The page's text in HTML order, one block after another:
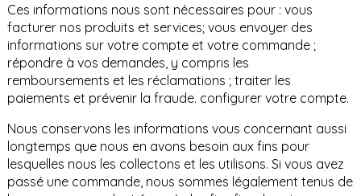
Ces informations nous sont nécessaires pour : vous
facturer nos produits et services; vous envoyer des
informations sur votre compte et votre commande ;
répondre à vos demandes, y compris les
remboursements et les réclamations ; traiter les
paiements et prévenir la fraude. configurer votre compte.
Nous conservons les informations vous concernant aussi
longtemps que nous en avons besoin aux fins pour
lesquelles nous les collectons et les utilisons. Si vous avez
passé une commande, nous sommes légalement tenus de